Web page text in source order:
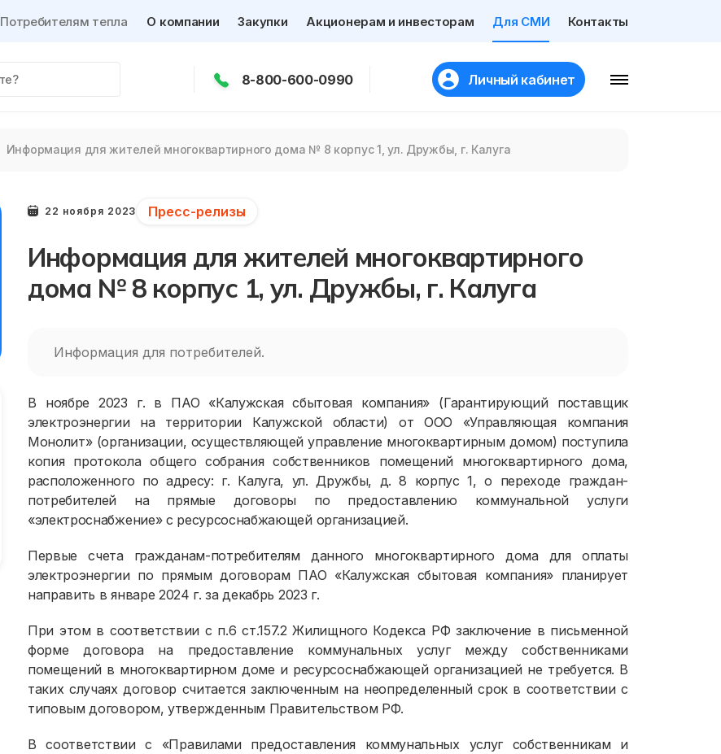
Потребителям тепла О компании Закупки Акционерам и инвесторам Для СМИ Контакты
8-800-600-0990 Личный кабинет
Информация для жителей многоквартирного дома № 8 корпус 1, ул. Дружбы, г. Калуга
22 ноября 2023 Пресс-релизы
Информация для жителей многоквартирного
дома № 8 корпус 1, ул. Дружбы, г. Калуга
Информация для потребителей.
В ноябре 2023 г. в ПАО «Калужская сбытовая компания» (Гарантирующий поставщик
электроэнергии на территории Калужской области) от ООО «Управляющая компания
Монолит» (организации, осуществляющей управление многоквартирным домом) поступила
копия протокола общего собрания собственников помещений многоквартирного дома,
расположенного по адресу: г. Калуга, ул. Дружбы, д. 8 корпус 1, о переходе граждан-
потребителей на прямые договоры по предоставлению коммунальной услуги
«электроснабжение» с ресурсоснабжающей организацией.
Первые счета гражданам-потребителям данного многоквартирного дома для оплаты
электроэнергии по прямым договорам ПАО «Калужская сбытовая компания» планирует
направить в январе 2024 г. за декабрь 2023 г.
При этом в соответствии с п.6 ст.157.2 Жилищного Кодекса РФ заключение в письменной
форме договора на предоставление коммунальных услуг между собственниками
помещений в многоквартирном доме и ресурсоснабжающей организацией не требуется. В
таких случаях договор считается заключенным на неопределенный срок в соответствии с
типовым договором, утвержденным Правительством РФ.
В соответствии с «Правилами предоставления коммунальных услуг собственникам и